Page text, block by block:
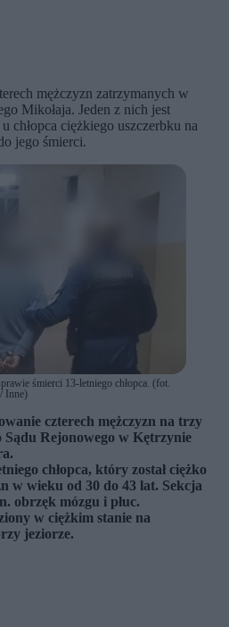
mężczyzn zatrzymanych w
Mikołaja. Jeden z nich jest
chłopca ciężkiego uszczerbku na
jego śmierci.
śmierci 13-letniego chłopca. (fot.
Inne)
czterech mężczyzn na trzy
Sądu Rejonowego w Kętrzynie
chłopca, który został ciężko
w wieku od 30 do 43 lat. Sekcja
obrzęk mózgu i płuc.
w ciężkim stanie na
jeziorze.